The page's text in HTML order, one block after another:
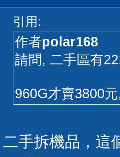
引用:
作者polar168
請問, 二手區有
960G才賣3800
二手拆機品，這